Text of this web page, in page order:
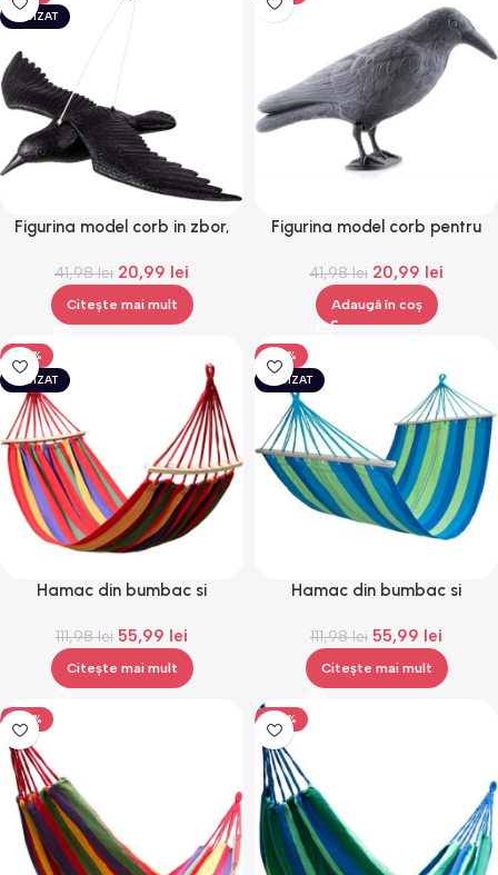
EPUIZAT
Figurina model corb in zbor,
Gonga®
41,98lei 20,99 lei
Citește mai mult
Figurina model corb pentru
41,98lei 20,99 lei
Adaugă în coș
-50%
EPUIZAT
Hamac din bumbac si
111,98lei 55,99 lei
Citește mai mult
-50%
EPUIZAT
Hamac din bumbac si
111,98lei 55,99 lei
Citește mai mult
-50% -50%